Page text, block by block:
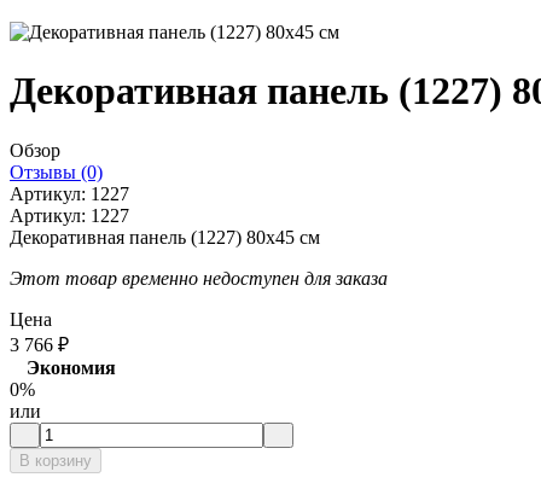
Декоративная панель (1227)
Обзор
Отзывы (0)
Артикул: 1227
Артикул: 1227
Декоративная панель (1227) 80х45 cм
Этот товар временно недоступен для заказа
Цена
3 766 ₽
Экономия
0%
или
В корзину